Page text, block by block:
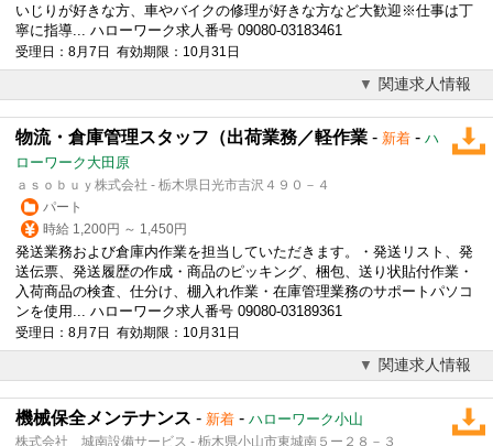
いじりが好きな方、車やバイクの修理が好きな方など大歓迎※仕事は丁
寧に指導... ハローワーク求人番号 09080-03183461
受理日：8月7日 有効期限：10月31日
関連求人情報
物流・倉庫管理スタッフ（出荷業務／軽作業 - 新着 - ハ
ローワーク大田原
ａｓｏｂｕｙ株式会社 - 栃木県日光市吉沢４９０－４
パート
時給 1,200円 ～ 1,450円
発送業務および倉庫内作業を担当していただきます。・発送リスト、発
送伝票、発送履歴の作成・商品のピッキング、梱包、送り状貼付作業・
入荷商品の検査、仕分け、棚入れ作業・在庫管理業務のサポートパソコ
ンを使用... ハローワーク求人番号 09080-03189361
受理日：8月7日 有効期限：10月31日
関連求人情報
機械保全メンテナンス - 新着 - ハローワーク小山
株式会社 城南設備サービス - 栃木県小山市東城南５ー２８－３